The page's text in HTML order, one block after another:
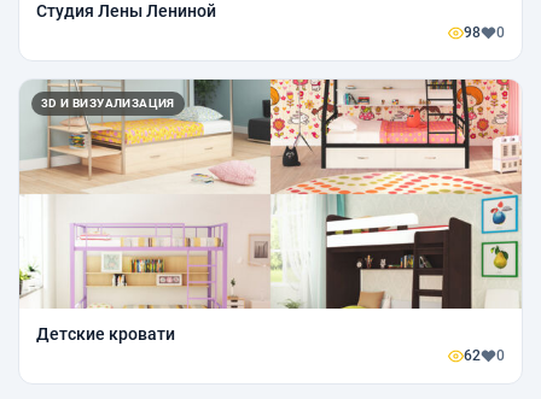
Студия Лены Лениной
98 0
3D И ВИЗУАЛИЗАЦИЯ
Детские кровати
62 0